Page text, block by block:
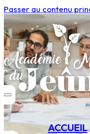
Passer au contenu
ACCUEIL